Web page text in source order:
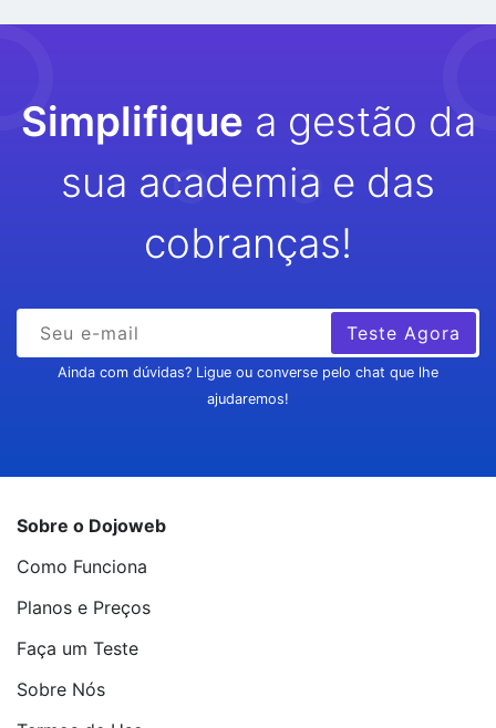
Simplifique a gestão da
sua academia e das
cobranças!
Teste Agora
Ainda com dúvidas? Ligue ou converse pelo chat que lhe
ajudaremos!
Sobre o Dojoweb
Como Funciona
Planos e Preços
Faça um Teste
Sobre Nós